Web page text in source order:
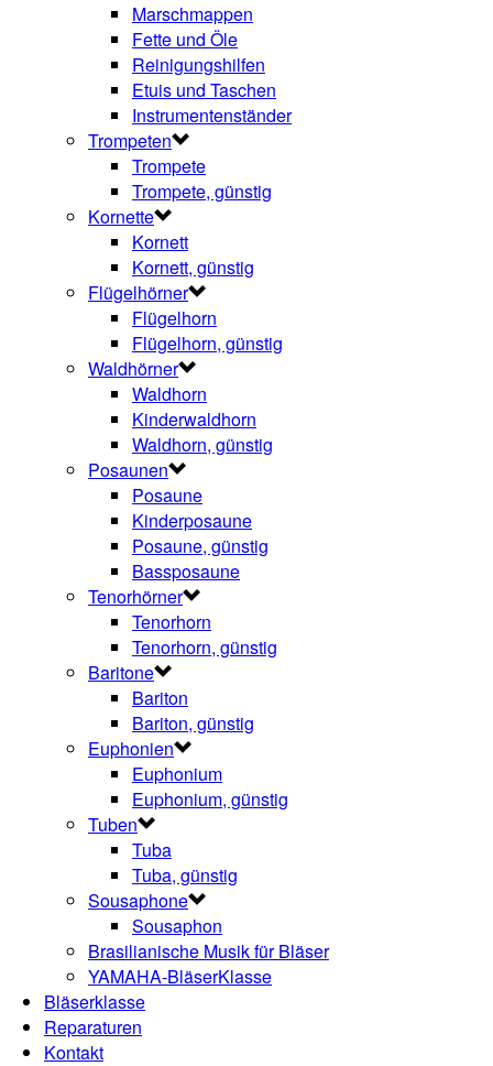
Marschmappen
Fette und Öle
Reinigungshilfen
Etuis und Taschen
Instrumentenständer
Trompeten
Trompete
Trompete, günstig
Kornette
Kornett
Kornett, günstig
Flügelhörner
Flügelhorn
Flügelhorn, günstig
Waldhörner
Waldhorn
Kinderwaldhorn
Waldhorn, günstig
Posaunen
Posaune
Kinderposaune
Posaune, günstig
Bassposaune
Tenorhörner
Tenorhorn
Tenorhorn, günstig
Baritone
Bariton
Bariton, günstig
Euphonien
Euphonium
Euphonium, günstig
Tuben
Tuba
Tuba, günstig
Sousaphone
Sousaphon
Brasilianische Musik für Bläser
YAMAHA-BläserKlasse
Bläserklasse
Reparaturen
Kontakt